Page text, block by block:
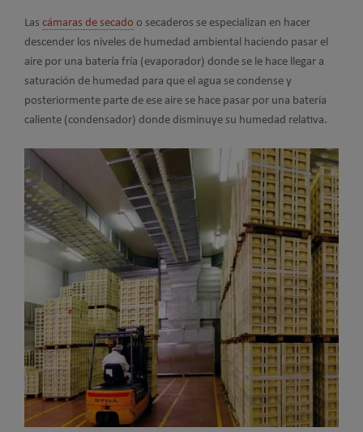
Las cámaras de secado o secaderos se especializan en hacer
descender los niveles de humedad ambiental haciendo pasar el
aire por una batería fría (evaporador) donde se le hace llegar a
saturación de humedad para que el agua se condense y
posteriormente parte de ese aire se hace pasar por una batería
caliente (condensador) donde disminuye su humedad relativa.